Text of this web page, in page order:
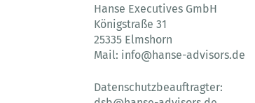
Hanse Executives GmbH
Königstraße 31
25335 Elmshorn
Mail: info@hanse-advisors.de
Datenschutzbeauftragter: